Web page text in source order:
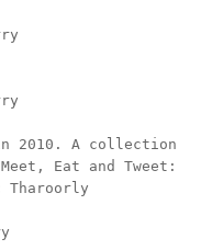
2010. A collection
Eat and Tweet:
Tharoorly